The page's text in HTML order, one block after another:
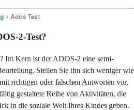
Ados Test
2-Test?
? Im Kern ist der ADOS-2 eine semi-
Stellen Sie ihn sich weniger wie
richtigen oder falschen Antworten vor,
gestaltete Reihe von Aktivitäten, die
in die soziale Welt Ihres Kindes geben.